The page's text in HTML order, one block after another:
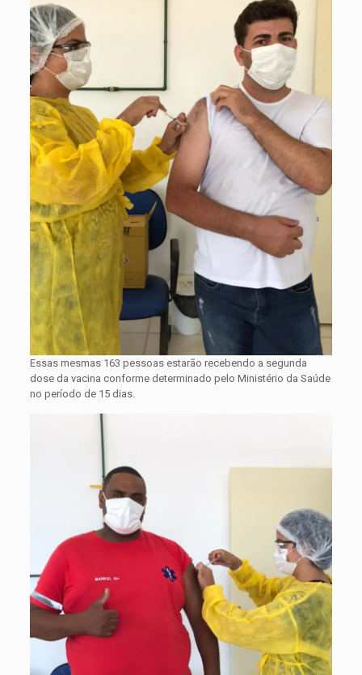
Essas mesmas 163 pessoas estarão recebendo a segunda
dose da vacina conforme determinado pelo Ministério da Saúde
no período de 15 dias.